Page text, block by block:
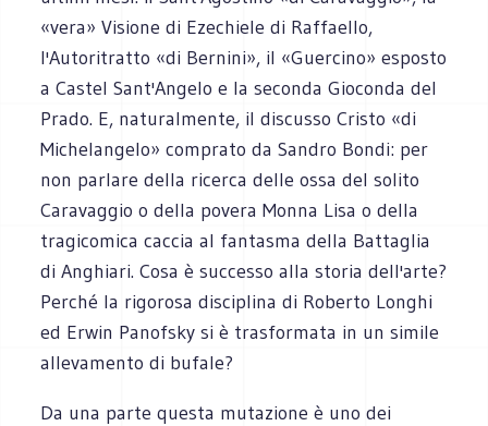
«vera» Visione di Ezechiele di Raffaello,
l'Autoritratto «di Bernini», il «Guercino» esposto
a Castel Sant'Angelo e la seconda Gioconda del
Prado. E, naturalmente, il discusso Cristo «di
Michelangelo» comprato da Sandro Bondi: per
non parlare della ricerca delle ossa del solito
Caravaggio o della povera Monna Lisa o della
tragicomica caccia al fantasma della Battaglia
di Anghiari. Cosa è successo alla storia dell'arte?
Perché la rigorosa disciplina di Roberto Longhi
ed Erwin Panofsky si è trasformata in un simile
allevamento di bufale?
Da una parte questa mutazione è uno dei